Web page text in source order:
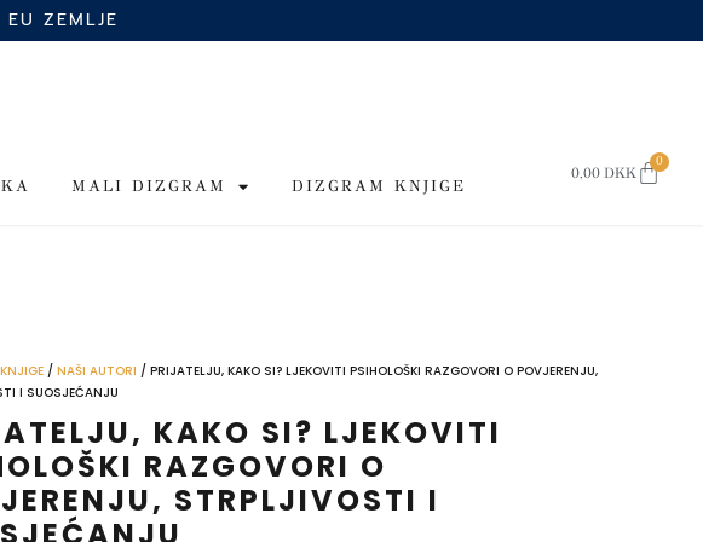
ZEMLJE
0,00 DKK
0
CART
MALI DIZGRAM DIZGRAM KNJIGE
KNJIGE /NAŠI AUTORI / PRIJATELJU, KAKO SI? LJEKOVITI PSIHOLOŠKI RAZGOVORI O POVJERENJU,
I SUOSJEĆANJU
KAKO SI? LJEKOVITI
RAZGOVORI O
STRPLJIVOSTI I